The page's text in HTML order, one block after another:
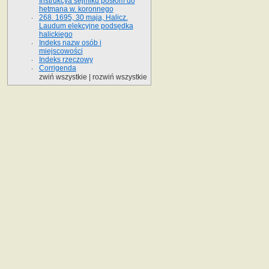
hetmana w. koronnego
268. 1695, 30 maja, Halicz.
Laudum elekcyjne podsędka
halickiego
Indeks nazw osób i
miejscowości
Indeks rzeczowy
Corrigenda
zwiń wszystkie
rozwiń wszystkie